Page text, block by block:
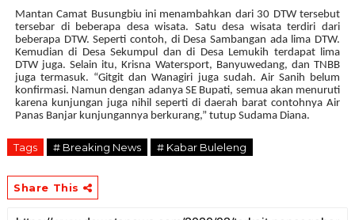
Mantan Camat Busungbiu ini menambahkan dari 30 DTW tersebut
tersebar di beberapa desa wisata. Satu desa wisata terdiri dari
beberapa DTW. Seperti contoh, di Desa Sambangan ada lima DTW.
Kemudian di Desa Sekumpul dan di Desa Lemukih terdapat lima
DTW juga. Selain itu, Krisna Watersport, Banyuwedang, dan TNBB
juga termasuk. “Gitgit dan Wanagiri juga sudah. Air Sanih belum
konfirmasi. Namun dengan adanya SE Bupati, semua akan menuruti
karena kunjungan juga nihil seperti di daerah barat contohnya Air
Panas Banjar kunjungannya berkurang,” tutup Sudama Diana.
Tags # Breaking News # Kabar Buleleng
Share This